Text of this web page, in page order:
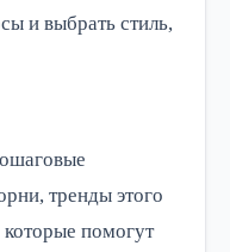
и выбрать стиль,
тренды этого
которые помогут